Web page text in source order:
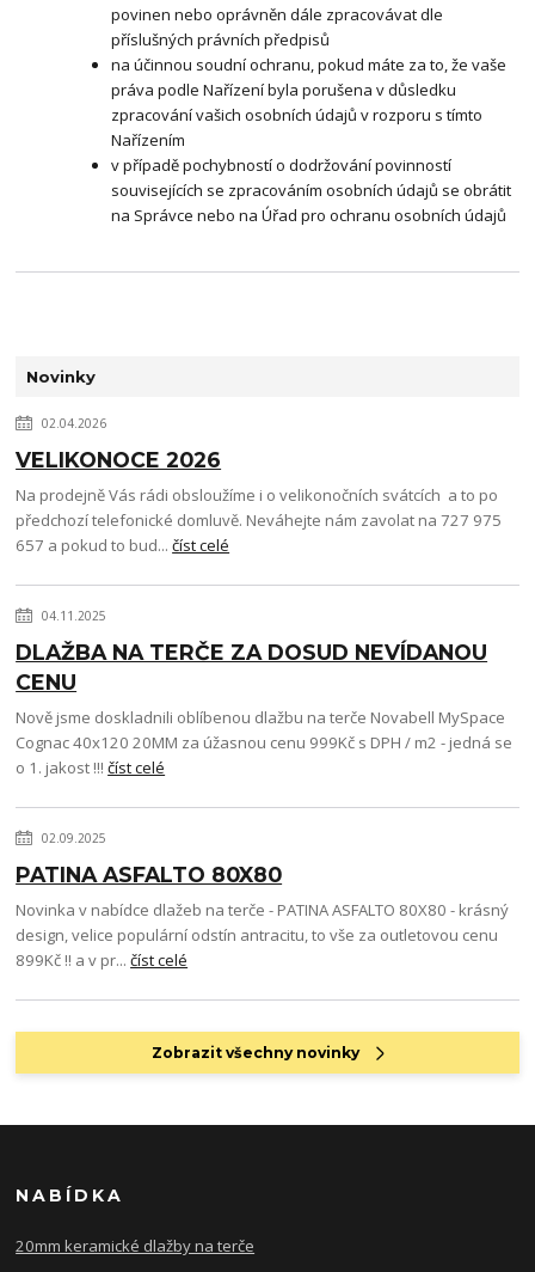
Novinky
02.04.2026
VELIKONOCE 2026
Na prodejně Vás rádi obsloužíme i o velikonočních svátcích a to po
předchozí telefonické domluvě. Neváhejte nám zavolat na 727 975
657 a pokud to bud...číst celé
04.11.2025
DLAŽBA NA TERČE ZA DOSUD NEVÍDANOU
CENU
Nově jsme doskladnili oblíbenou dlažbu na terče Novabell MySpace
Cognac 40x120 20MM za úžasnou cenu 999Kč s DPH / m2 - jedná se
o 1. jakost !!!číst celé
02.09.2025
PATINA ASFALTO 80X80
Novinka v nabídce dlažeb na terče - PATINA ASFALTO 80X80 - krásný
design, velice populární odstín antracitu, to vše za outletovou cenu
899Kč !! a v pr...číst celé
Zobrazit všechny novinky
povinen nebo oprávněn dále zpracovávat dle
příslušných právních předpisů
na účinnou soudní ochranu, pokud máte za to, že vaše
práva podle Nařízení byla porušena v důsledku
zpracování vašich osobních údajů v rozporu s tímto
Nařízením
v případě pochybností o dodržování povinností
souvisejících se zpracováním osobních údajů se obrátit
na Správce nebo na Úřad pro ochranu osobních údajů
NABÍDKA
20mm keramické dlažby na terče